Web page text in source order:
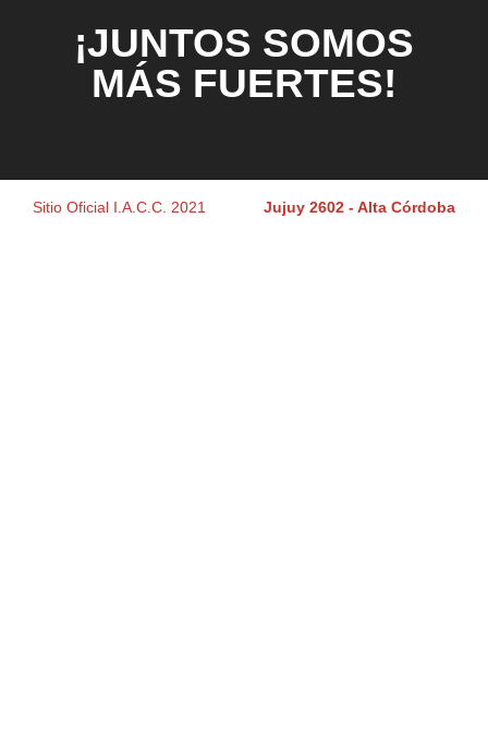
¡JUNTOS SOMOS
MÁS FUERTES!
Sitio Oficial I.A.C.C. 2021 Jujuy 2602 - Alta Córdoba